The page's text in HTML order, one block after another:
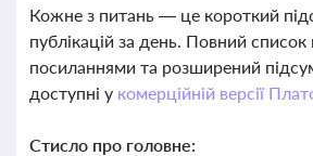
Кожне з питань — це короткий
публікацій за день. Повний
посиланнями та розширений
доступні у комерційній версії
Стисло про головне: